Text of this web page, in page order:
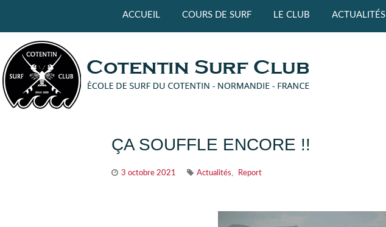
ACCUEIL COURS DE SURF LE CLUB ACTUALITÉS
ÇA SOUFFLE ENCORE !!
3 octobre 2021 Actualités Report